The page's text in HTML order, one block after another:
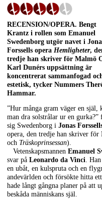
RECENSION/OPERA. Bengt
Krantz i rollen som Emanuel
Swedenborg utgör navet i
Forssells opera Hemligheter,
tredje han skriver för Malmö
Karl Dunérs uppsättning är
koncentrerat sammanfogad
estetisk, tycker Nummers
Hammar.
”Hur många gram väger en själ,
man dra solstrålar ur en gurka?”
sig Swedenborg i Jonas
opera, den tredje han skriver
och Träskoprinsessan).
Vetenskapsmannen Emanuel
svar på Leonardo da Vinci.
en ubåt, en kulspruta och en
andevärlden och försökte hitta
hade långt gångna planer på att
beskåda människans själ.